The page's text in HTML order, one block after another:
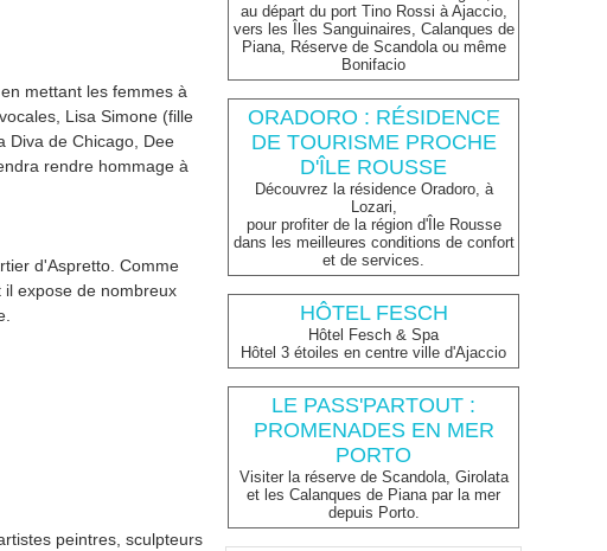
mettant les femmes à
Lisa Simone (fille
Diva de Chicago, Dee
rendre hommage à
d'Aspretto. Comme
expose de nombreux
peintres, sculpteurs
au départ du port Tino Rossi à Ajaccio,
vers les Îles Sanguinaires, Calanques de
Piana, Réserve de Scandola ou même
Bonifacio
ORADORO : RÉSIDENCE
DE TOURISME PROCHE
D'ÎLE ROUSSE
Découvrez la résidence Oradoro, à
Lozari,
pour profiter de la région d'Île Rousse
dans les meilleures conditions de confort
et de services.
HÔTEL FESCH
Hôtel Fesch & Spa
Hôtel 3 étoiles en centre ville d'Ajaccio
LE PASS'PARTOUT :
PROMENADES EN MER
PORTO
Visiter la réserve de Scandola, Girolata
et les Calanques de Piana par la mer
depuis Porto.